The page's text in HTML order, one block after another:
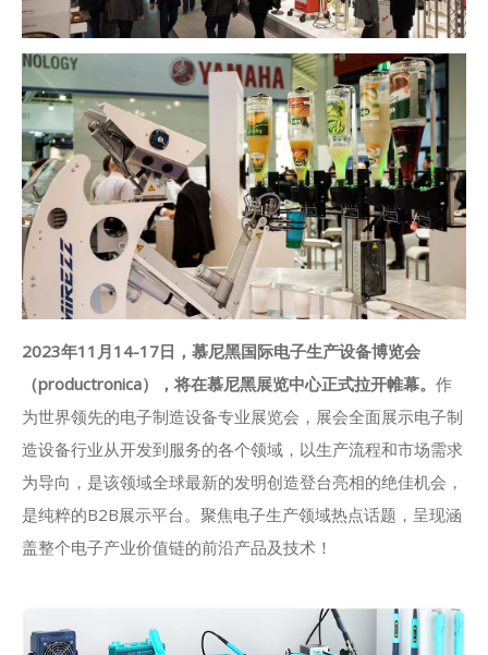
2023年11月14-17日，慕尼黑国际电子生产设备博览会
（productronica），将在慕尼黑展览中心正式拉开帷幕。 作
为世界领先的电子制造设备专业展览会，展会全面展示电子制
造设备行业从开发到服务的各个领域，以生产流程和市场需求
为导向，是该领域全球最新的发明创造登台亮相的绝佳机会，
是纯粹的B2B展示平台。聚焦电子生产领域热点话题，呈现涵
盖整个电子产业价值链的前沿产品及技术！